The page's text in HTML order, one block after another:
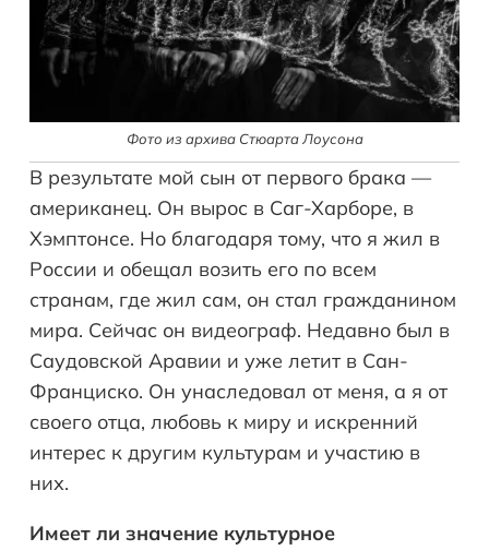
Фото из архива Стюарта Лоусона
В результате мой сын от первого брака —
американец. Он вырос в Саг-Харборе, в
Хэмптонсе. Но благодаря тому, что я жил в
России и обещал возить его по всем
странам, где жил сам, он стал гражданином
мира. Сейчас он видеограф. Недавно был в
Саудовской Аравии и уже летит в Сан-
Франциско. Он унаследовал от меня, а я от
своего отца, любовь к миру и искренний
интерес к другим культурам и участию в
них.
Имеет ли значение культурное